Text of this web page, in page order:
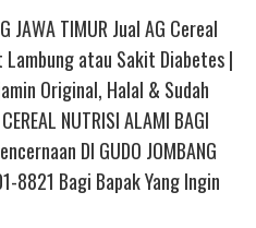
JAWA TIMUR Jual AG Cereal
atau Sakit Diabetes |
Original, Halal & Sudah
NUTRISI ALAMI BAGI
DI GUDO JOMBANG
8821 Bagi Bapak Yang Ingin